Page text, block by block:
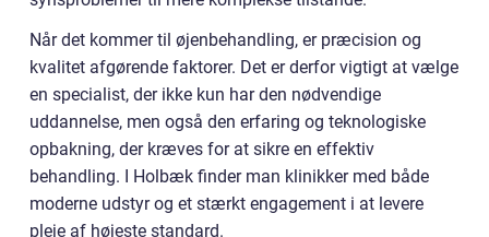
Når det kommer til øjenbehandling, er præcision og
kvalitet afgørende faktorer. Det er derfor vigtigt at vælge
en specialist, der ikke kun har den nødvendige
uddannelse, men også den erfaring og teknologiske
opbakning, der kræves for at sikre en effektiv
behandling. I Holbæk finder man klinikker med både
moderne udstyr og et stærkt engagement i at levere
pleje af højeste standard.